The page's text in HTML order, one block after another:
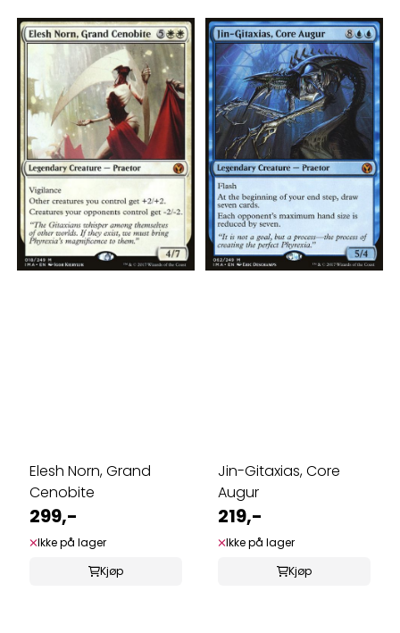
Elesh Norn, Grand
Cenobite
299,-
Ikke på lager
Kjøp
Jin-Gitaxias, Core
Augur
219,-
Ikke på lager
Kjøp